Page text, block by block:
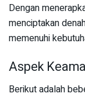
Dengan
menciptakan
memenuhi
Aspek
Berikut adalah